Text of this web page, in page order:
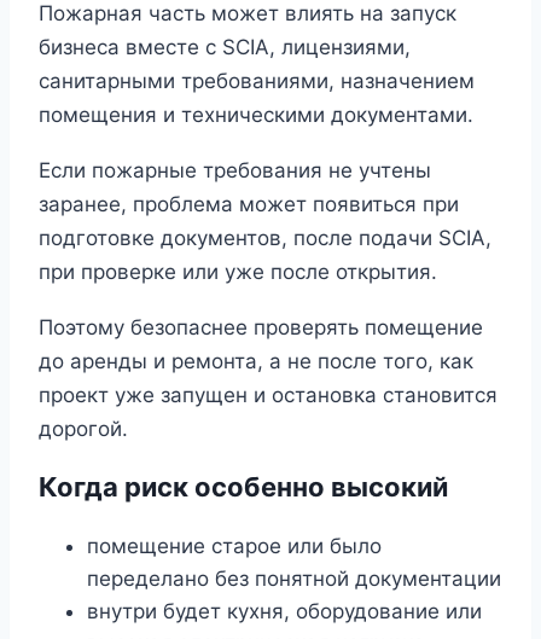
Пожарная часть может влиять на запуск
бизнеса вместе с SCIA, лицензиями,
санитарными требованиями, назначением
помещения и техническими документами.
Если пожарные требования не учтены
заранее, проблема может появиться при
подготовке документов, после подачи SCIA,
при проверке или уже после открытия.
Поэтому безопаснее проверять помещение
до аренды и ремонта, а не после того, как
проект уже запущен и остановка становится
дорогой.
Когда риск особенно высокий
помещение старое или было
переделано без понятной документации
внутри будет кухня, оборудование или